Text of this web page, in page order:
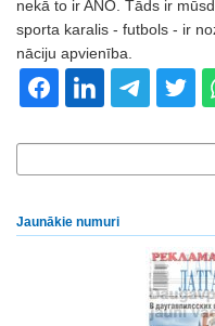
nekā to ir ANO. Tāds ir
sporta karalis - futbols - ir
nāciju apvienība.
Jaunākie numuri